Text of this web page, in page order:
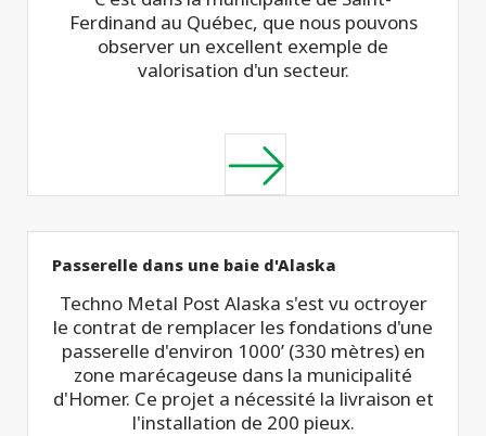
Ferdinand au Québec, que nous pouvons
observer un excellent exemple de
valorisation d'un secteur.
Passerelle dans une baie d'Alaska
Techno Metal Post Alaska s'est vu octroyer
le contrat de remplacer les fondations d'une
passerelle d'environ 1000’ (330 mètres) en
zone marécageuse dans la municipalité
d'Homer. Ce projet a nécessité la livraison et
l'installation de 200 pieux.